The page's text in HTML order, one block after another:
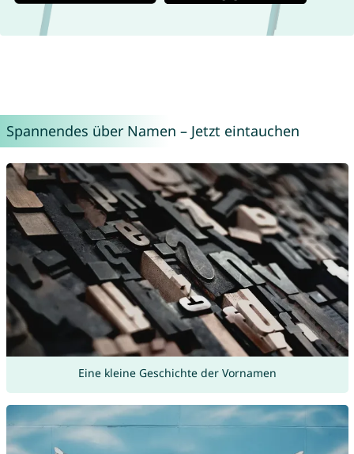
Spannendes über Namen – Jetzt eintauchen
Eine kleine Geschichte der Vornamen